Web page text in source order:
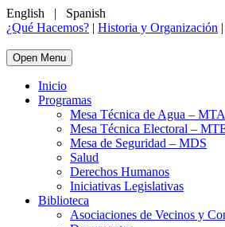
English |
Spanish
¿Qué Hacemos? | Historia y Organización |
Open Menu
Inicio
Programas
Mesa Técnica de Agua – MTA
Mesa Técnica Electoral –
Mesa de Seguridad – MDS
Salud
Derechos Humanos
Iniciativas Legislativas
Biblioteca
Asociaciones de Vecinos y